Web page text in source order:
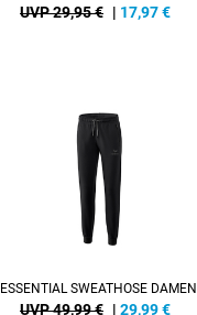
UVP 29,95 € | 17,97€
ESSENTIAL SWEATHOSE DAMEN
UVP 49,99 € | 29,99€